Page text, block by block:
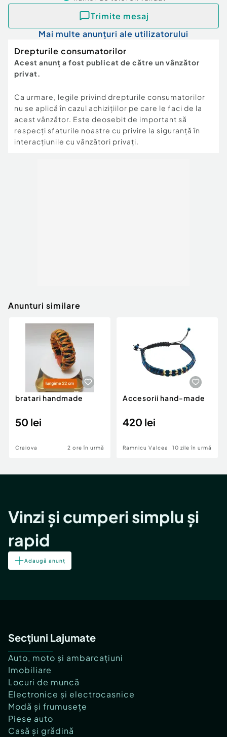
Trimite mesaj
Mai multe anunțuri ale utilizatorului
Drepturile consumatorilor
Acest anunț a fost publicat de către un vânzător
privat.
Ca urmare, legile privind drepturile consumatorilor
nu se aplică în cazul achizițiilor pe care le faci de la
acest vânzător. Este deosebit de important să
respecți sfaturile noastre cu privire la siguranță în
interacțiunile cu vânzători privați.
Anunturi similare
bratari handmade
50 lei
Craiova 2 ore în urmă
Accesorii hand-made
420 lei
Ramnicu Valcea 10 zile în urmă
Vinzi și cumperi simplu și
rapid
Adaugă anunț
Secțiuni Lajumate
Auto, moto și ambarcațiuni
Imobiliare
Locuri de muncă
Electronice și electrocasnice
Modă și frumusețe
Piese auto
Casă și grădină